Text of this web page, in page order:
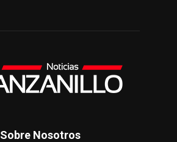
Sobre Nosotros